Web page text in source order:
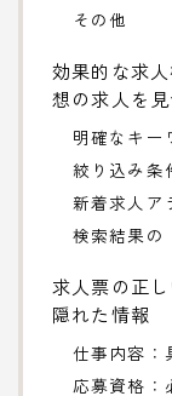
その他
効果的な求
想の求人を
明確なキー
絞り込み条
新着求人ア
検索結果の
求人票の正
隠れた情報
仕事内容：
応募資格：